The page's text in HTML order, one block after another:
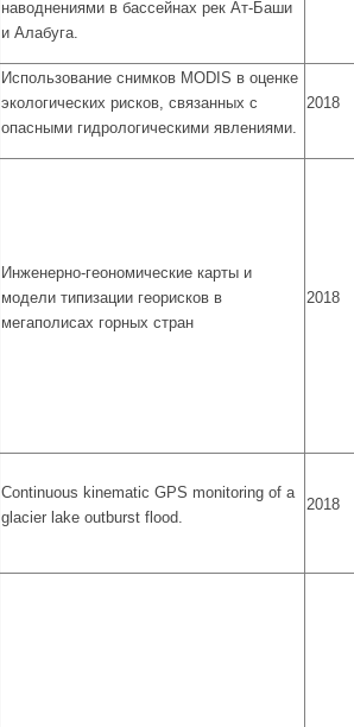
наводнениями в бассейнах рек Ат-Баши
и Алабуга.
Использование снимков MODIS в оценке
экологических рисков, связанных с
опасными гидрологическими явлениями.
2018
Инженерно-геономические карты и
модели типизации георисков в
мегаполисах горных стран
2018
Continuous kinematic GPS monitoring of a
glacier lake outburst flood.
2018